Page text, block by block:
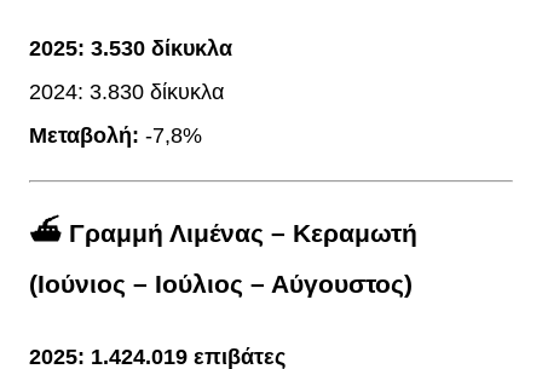
2025: 3.530 δίκυκλα
2024: 3.830 δίκυκλα
Μεταβολή: -7,8%
⛴️ Γραμμή Λιμένας – Κεραμωτή
(Ιούνιος – Ιούλιος – Αύγουστος)
2025: 1.424.019 επιβάτες